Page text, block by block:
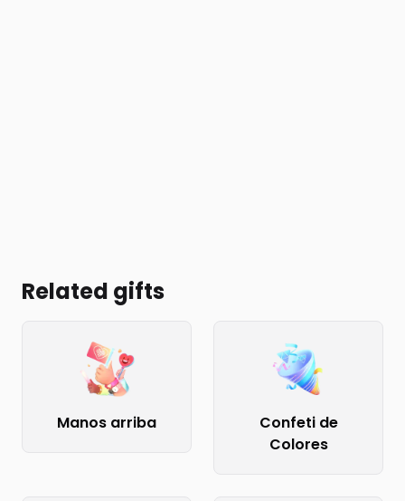
Related gifts
Manos arriba
Confeti de
Colores